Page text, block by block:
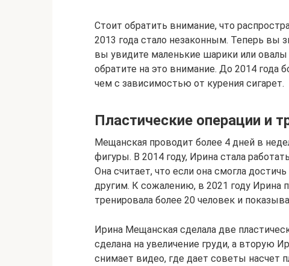
Стоит обратить внимание, что
2013 года стало незаконным. Теперь вы
вы увидите маленькие шарики или
обратите на это внимание. До 2014 года
чем с зависимостью от курения сигарет.
Пластические операции и
Мещанская проводит более 4 дней в
фигуры. В 2014 году, Ирина стала
Она считает, что если она смогла
другим. К сожалению, в 2021 году Ирина
тренировала более 20 человек и
Ирина Мещанская сделала две
сделана на увеличение груди, а вторую
снимает видео, где дает советы насчет